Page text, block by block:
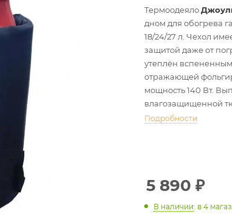
Термоодеяло
дном для обогрева
18/24/27 л. Чехол
защитой даже от
утеплён
отражающей
мощность 140 Вт.
влагозащищенной
Подробности
5 890 ₽
В наличии: в 4